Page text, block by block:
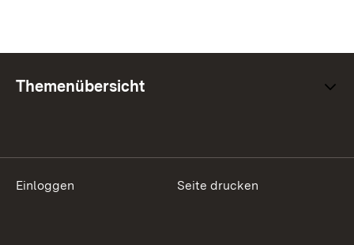
Themenübersicht
Einloggen Seite drucken